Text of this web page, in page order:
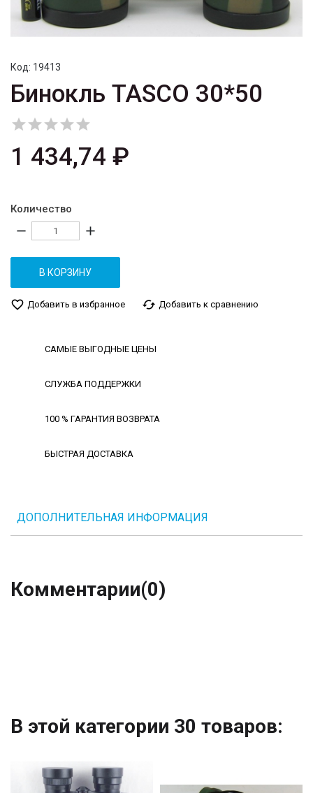
Код: 19413
Бинокль TASCO 30*50

1 434,74 ₽
Количество
remove add
В КОРЗИНУ
favorite_border Добавить в избранное cached Добавить к сравнению
САМЫЕ ВЫГОДНЫЕ ЦЕНЫ
СЛУЖБА ПОДДЕРЖКИ
100 % ГАРАНТИЯ ВОЗВРАТА
БЫСТРАЯ ДОСТАВКА
ДОПОЛНИТЕЛЬНАЯ ИНФОРМАЦИЯ
Комментарии(0)
В этой категории 30 товаров: